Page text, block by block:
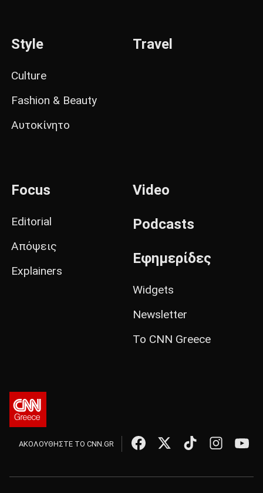
Style
Culture
Fashion & Beauty
Αυτοκίνητο
Travel
Focus
Editorial
Απόψεις
Explainers
Video
Podcasts
Εφημερίδες
Widgets
Newsletter
Το CNN Greece
ΑΚΟΛΟΥΘΗΣΤΕ ΤΟ CNN.GR